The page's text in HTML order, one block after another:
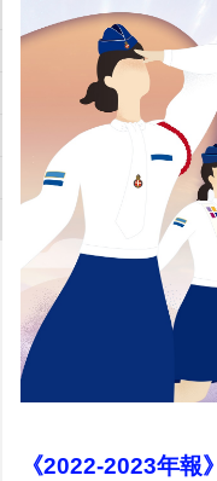
《2022-2023年報